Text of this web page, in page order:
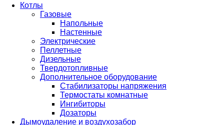
Котлы
Газовые
Напольные
Настенные
Электрические
Пеллетные
Дизельные
Твердотопливные
Дополнительное оборудование
Стабилизаторы напряжения
Термостаты комнатные
Ингибиторы
Дозаторы
Дымоудаление и воздухозабор